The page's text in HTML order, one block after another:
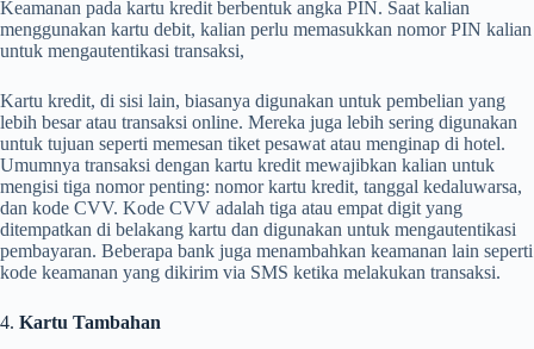
Keamanan pada kartu kredit berbentuk angka PIN. Saat kalian
menggunakan kartu debit, kalian perlu memasukkan nomor PIN kalian
untuk mengautentikasi transaksi,
Kartu kredit, di sisi lain, biasanya digunakan untuk pembelian yang
lebih besar atau transaksi online. Mereka juga lebih sering digunakan
untuk tujuan seperti memesan tiket pesawat atau menginap di hotel.
Umumnya transaksi dengan kartu kredit mewajibkan kalian untuk
mengisi tiga nomor penting: nomor kartu kredit, tanggal kedaluwarsa,
dan kode CVV. Kode CVV adalah tiga atau empat digit yang
ditempatkan di belakang kartu dan digunakan untuk mengautentikasi
pembayaran. Beberapa bank juga menambahkan keamanan lain seperti
kode keamanan yang dikirim via SMS ketika melakukan transaksi.
4. Kartu Tambahan